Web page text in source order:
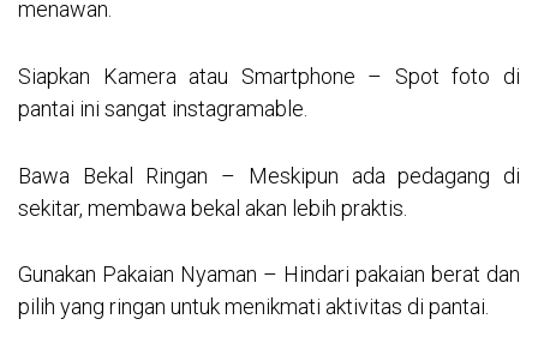
menawan.
Siapkan Kamera atau Smartphone – Spot foto di
pantai ini sangat instagramable.
Bawa Bekal Ringan – Meskipun ada pedagang di
sekitar, membawa bekal akan lebih praktis.
Gunakan Pakaian Nyaman – Hindari pakaian berat dan
pilih yang ringan untuk menikmati aktivitas di pantai.